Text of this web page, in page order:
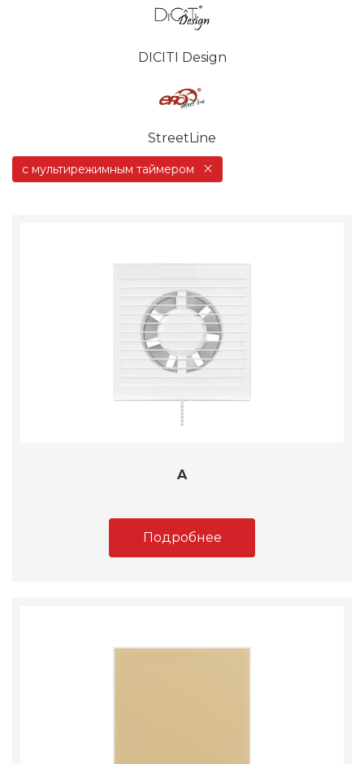
DICITI Design
StreetLine
с мультирежимным таймером
A
Подробнее